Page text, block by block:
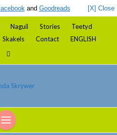
and Goodreads [X] Close
Naguil Stories
Teetyd
Skakels Contact ENGLISH